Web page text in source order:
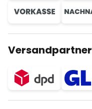
Versandpartner